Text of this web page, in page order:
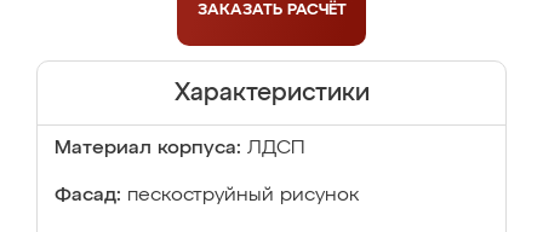
ЗАКАЗАТЬ РАСЧЁТ
Характеристики
Материал корпуса: ЛДСП
Фасад: пескоструйный рисунок